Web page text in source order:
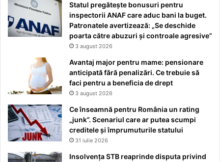
Statul pregătește bonusuri pentru
inspectorii ANAF care aduc bani la buget.
Patronatele avertizează: „Se deschide
poarta către abuzuri și controale agresive”
3 august 2026
Avantaj major pentru mame: pensionare
anticipată fără penalizări. Ce trebuie să
faci pentru a beneficia de drept
3 august 2026
Ce înseamnă pentru România un rating
„junk”. Scenariul care ar putea scumpi
creditele și împrumuturile statului
31 iulie 2026
Insolvența STB reaprinde disputa privind